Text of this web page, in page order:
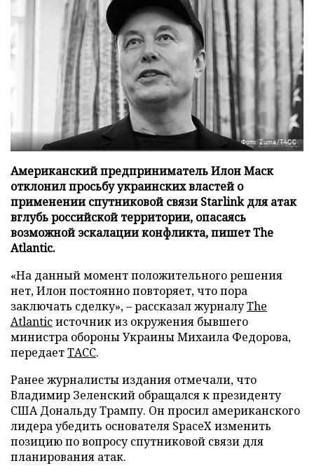
Фото: Zuma/ТАСС
Американский предприниматель Илон Маск
отклонил просьбу украинских властей о
применении спутниковой связи Starlink для атак
вглубь российской территории, опасаясь
возможной эскалации конфликта, пишет The
Atlantic.
«На данный момент положительного решения
нет, Илон постоянно повторяет, что пора
заключать сделку», – рассказал журналуThe
Atlanticисточник из окружения бывшего
министра обороны Украины Михаила Федорова,
передаетТАСС.
Ранее журналисты издания отмечали, что
Владимир Зеленский обращался к президенту
США Дональду Трампу. Он просил американского
лидера убедить основателя SpaceX изменить
позицию по вопросу спутниковой связи для
планирования атак.